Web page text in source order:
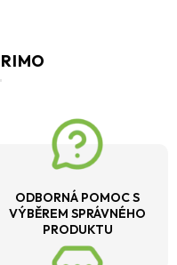
ODBORNÁ POMOC S
VÝBĚREM SPRÁVNÉHO
PRODUKTU